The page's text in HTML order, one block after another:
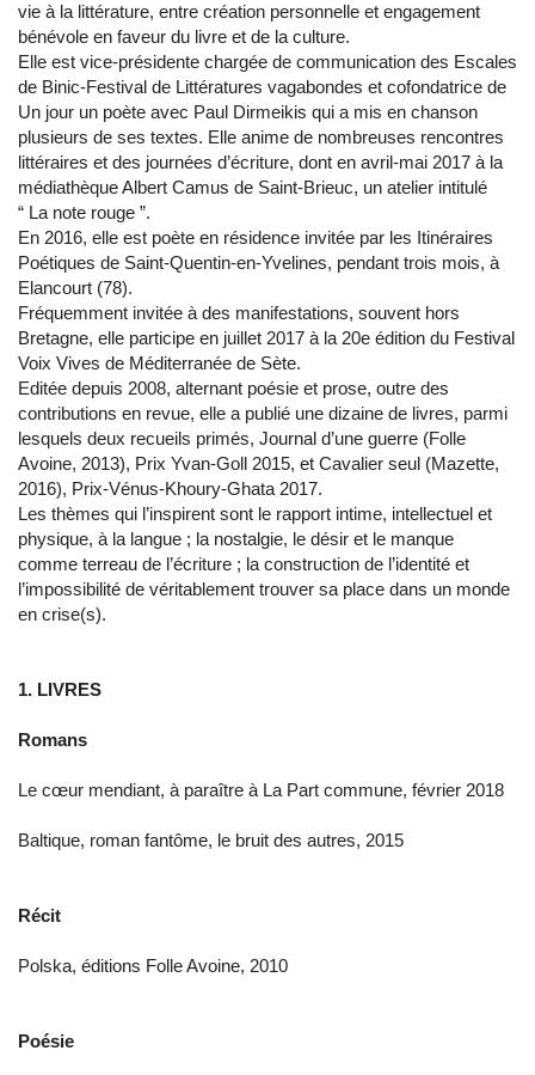
vie à la littérature, entre création personnelle et engagement
bénévole en faveur du livre et de la culture.
Elle est vice-présidente chargée de communication des Escales
de Binic-Festival de Littératures vagabondes et cofondatrice de
Un jour un poète avec Paul Dirmeikis qui a mis en chanson
plusieurs de ses textes. Elle anime de nombreuses rencontres
littéraires et des journées d’écriture, dont en avril-mai 2017 à la
médiathèque Albert Camus de Saint-Brieuc, un atelier intitulé
“ La note rouge ”.
En 2016, elle est poète en résidence invitée par les Itinéraires
Poétiques de Saint-Quentin-en-Yvelines, pendant trois mois, à
Elancourt (78).
Fréquemment invitée à des manifestations, souvent hors
Bretagne, elle participe en juillet 2017 à la 20e édition du Festival
Voix Vives de Méditerranée de Sète.
Editée depuis 2008, alternant poésie et prose, outre des
contributions en revue, elle a publié une dizaine de livres, parmi
lesquels deux recueils primés, Journal d’une guerre (Folle
Avoine, 2013), Prix Yvan-Goll 2015, et Cavalier seul (Mazette,
2016), Prix-Vénus-Khoury-Ghata 2017.
Les thèmes qui l’inspirent sont le rapport intime, intellectuel et
physique, à la langue ; la nostalgie, le désir et le manque
comme terreau de l’écriture ; la construction de l’identité et
l’impossibilité de véritablement trouver sa place dans un monde
en crise(s).
1. LIVRES
Romans
Le cœur mendiant, à paraître à La Part commune, février 2018
Baltique, roman fantôme, le bruit des autres, 2015
Récit
Polska, éditions Folle Avoine, 2010
Poésie